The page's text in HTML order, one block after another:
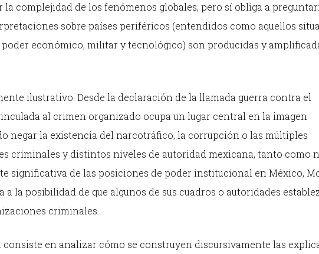
complejidad de los fenómenos globales, pero sí obliga a
sobre países periféricos (entendidos como aquellos
económico, militar y tecnológico) son producidas y
ilustrativo. Desde la declaración de la llamada guerra contra el
al crimen organizado ocupa un lugar central en la imagen
negar la existencia del narcotráfico, la corrupción o las múltiples
criminales y distintos niveles de autoridad mexicana, tanto como
significativa de las posiciones de poder institucional en México,
a la posibilidad de que algunos de sus cuadros o autoridades
criminales.
en analizar cómo se construyen discursivamente las